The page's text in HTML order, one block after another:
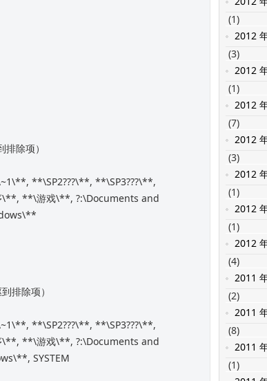
除项）
**\SP2???\**, **\SP3???\**,
**\游戏\**, ?:\Documents and
排除项）
**\SP2???\**, **\SP3???\**,
**\游戏\**, ?:\Documents and
SYSTEM
(1)
2012
(3)
2012
(1)
2012
(7)
2012
(3)
2012
(1)
2012
(1)
2012
(4)
2011
(2)
2011
(8)
2011
(1)